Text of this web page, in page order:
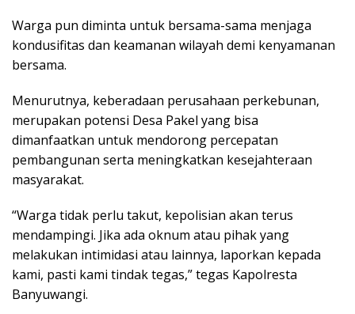
Warga pun diminta untuk bersama-sama menjaga
kondusifitas dan keamanan wilayah demi kenyamanan
bersama.
Menurutnya, keberadaan perusahaan perkebunan,
merupakan potensi Desa Pakel yang bisa
dimanfaatkan untuk mendorong percepatan
pembangunan serta meningkatkan kesejahteraan
masyarakat.
“Warga tidak perlu takut, kepolisian akan terus
mendampingi. Jika ada oknum atau pihak yang
melakukan intimidasi atau lainnya, laporkan kepada
kami, pasti kami tindak tegas,” tegas Kapolresta
Banyuwangi.